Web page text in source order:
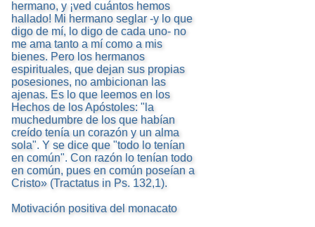
hermano, y ¡ved cuántos hemos
hallado! Mi hermano seglar -y lo que
digo de mí, lo digo de cada uno- no
me ama tanto a mí como a mis
bienes. Pero los hermanos
espirituales, que dejan sus propias
posesiones, no ambicionan las
ajenas. Es lo que leemos en los
Hechos de los Apóstoles: "la
muchedumbre de los que habían
creído tenía un corazón y un alma
sola". Y se dice que "todo lo tenían
en común". Con razón lo tenían todo
en común, pues en común poseían a
Cristo» (Tractatus in Ps. 132,1).
Motivación positiva del monacato